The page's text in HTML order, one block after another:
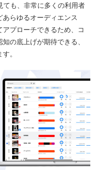
ても、非常に多くの利用者
らゆるオーディエンス
アプローチできるため、コ
の底上げが期待できる、
。